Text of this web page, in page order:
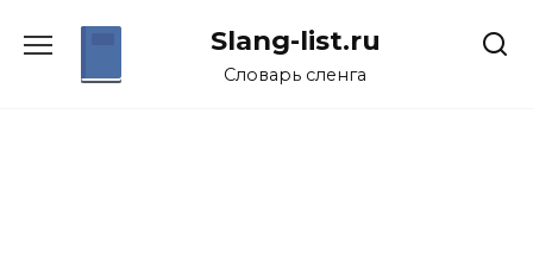
Slang-list.ru
Словарь сленга